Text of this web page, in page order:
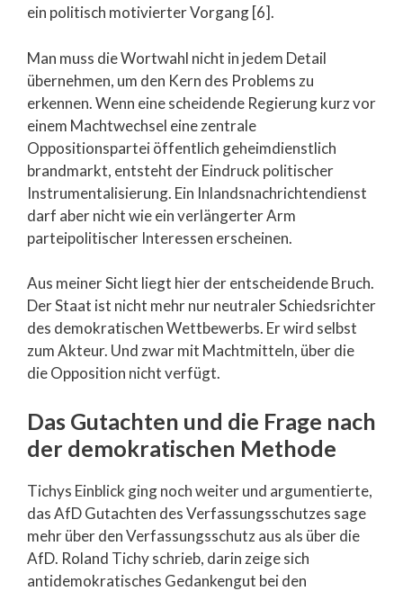
ein politisch motivierter Vorgang [6].
Man muss die Wortwahl nicht in jedem Detail
übernehmen, um den Kern des Problems zu
erkennen. Wenn eine scheidende Regierung kurz vor
einem Machtwechsel eine zentrale
Oppositionspartei öffentlich geheimdienstlich
brandmarkt, entsteht der Eindruck politischer
Instrumentalisierung. Ein Inlandsnachrichtendienst
darf aber nicht wie ein verlängerter Arm
parteipolitischer Interessen erscheinen.
Aus meiner Sicht liegt hier der entscheidende Bruch.
Der Staat ist nicht mehr nur neutraler Schiedsrichter
des demokratischen Wettbewerbs. Er wird selbst
zum Akteur. Und zwar mit Machtmitteln, über die
die Opposition nicht verfügt.
Das Gutachten und die Frage nach
der demokratischen Methode
Tichys Einblick ging noch weiter und argumentierte,
das AfD Gutachten des Verfassungsschutzes sage
mehr über den Verfassungsschutz aus als über die
AfD. Roland Tichy schrieb, darin zeige sich
antidemokratisches Gedankengut bei den